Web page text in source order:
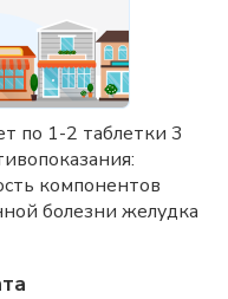
по 1-2 таблетки 3
компонентов
болезни желудка